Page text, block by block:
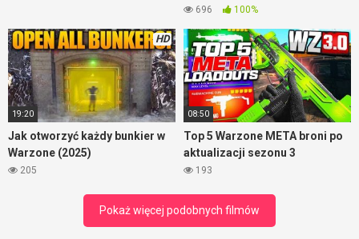
Warzone
696 100%
HD
19:20
Jak otworzyć każdy bunkier w
Warzone (2025)
205
08:50
Top 5 Warzone META broni po
aktualizacji sezonu 3
193
Pokaż więcej podobnych filmów